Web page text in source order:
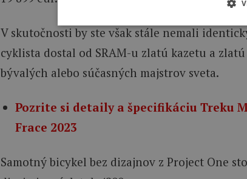
V skutočnosti by ste však stále nemali
cyklista dostal od SRAM-u zlatú kazetu a
bývalých alebo súčasných majstrov sveta.
Pozrite si detaily a špecifikáciu Treku
Frace 2023
Samotný bicykel bez dizajnov z Project One